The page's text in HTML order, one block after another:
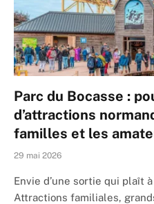
Parc du Bocasse :
d’attractions
familles et les
29 mai 2026
Envie d’une sortie qui plaît
Attractions familiales,